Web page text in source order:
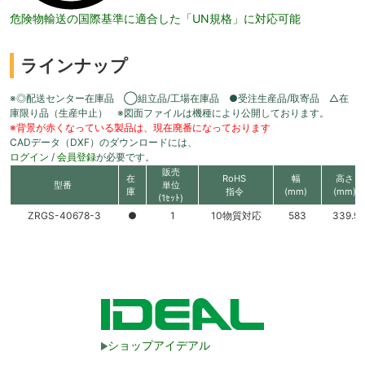
危険物輸送の国際基準に適合した「UN規格」に対応可能
ラインナップ
※◎配送センター在庫品 ◯組立品/工場在庫品 ●受注生産品/取寄品 △在
庫限り品（生産中止） ※図面ファイルは機種により公開しております。
※背景が赤くなっている製品は、現在廃番になっております
CADデータ（DXF）のダウンロードには、
ログイン / 会員登録が必要です。
型番
在
庫
販売
単位
(1ｾｯﾄ)
RoHS
指令
幅
(mm)
高さ
(mm)
ZRGS-40678-3 ● 1 10物質対応 583 339.9
ショップアイデアル